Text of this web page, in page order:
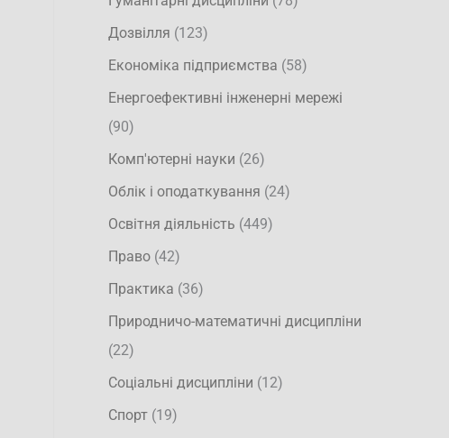
Дозвілля (123)
Економіка підприємства (58)
Енергоефективні інженерні мережі
(90)
Комп'ютерні науки (26)
Облік і оподаткування (24)
Освітня діяльність (449)
Право (42)
Практика (36)
Природничо-математичні дисципліни
(22)
Соціальні дисципліни (12)
Спорт (19)